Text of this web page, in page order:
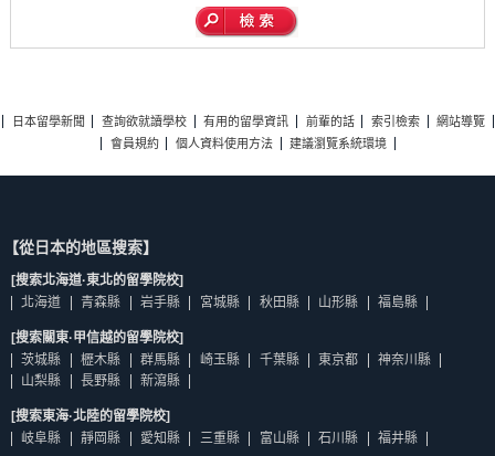
日本留學新聞 查詢欲就讀學校 有用的留學資訊 前輩的話 索引檢索
網站導覽
會員規約
個人資料使用方法 建議瀏覽系統環境
【從日本的地區搜索】
[搜索北海道·東北的留學院校]
北海道
青森縣 岩手縣 宮城縣 秋田縣 山形縣 福島縣
[搜索關東·甲信越的留學院校]
茨城縣
櫪木縣 群馬縣 崎玉縣 千葉縣 東京都
神奈川縣
山梨縣
長野縣 新瀉縣
[搜索東海·北陸的留學院校]
岐阜縣
靜岡縣 愛知縣 三重縣 富山縣 石川縣 福井縣